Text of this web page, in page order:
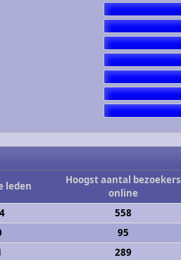
leden
Hoogst aantal bezoekers
online
558
95
289